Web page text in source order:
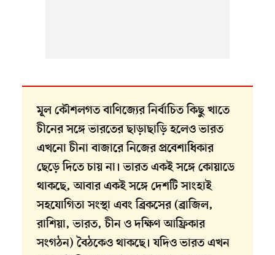
মূল কৌশলগত বাণিজ্যের নির্বাচিত কিছু খাতে
চীনের সঙ্গে ভারতের ছাড়াছাড়ি হলেও ভারত
এখনো চীনা বাজারে নিজের প্রবেশাধিকার
ছেড়ে দিতে চায় না। ভারত একই সঙ্গে কোয়াডে
থাকছে, আবার একই সঙ্গে দেশটি সাংহাই
সহযোগিতা সংস্থা এবং ব্রিকসের (ব্রাজিল,
রাশিয়া, ভারত, চীন ও দক্ষিণ আফ্রিকার
সংগঠন) বৈঠকেও থাকছে। যদিও ভারত এখন